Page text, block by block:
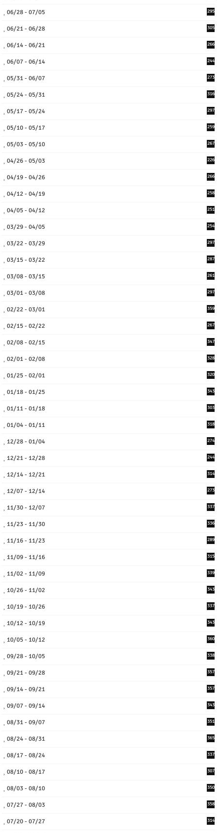
06/28 - 07/05 295
06/21 - 06/28 305
06/14 - 06/21 266
06/07 - 06/14 244
05/31 - 06/07 273
05/24 - 05/31 316
05/17 - 05/24 297
05/10 - 05/17 259
05/03 - 05/10 267
04/26 - 05/03 226
04/19 - 04/26 266
04/12 - 04/19 258
04/05 - 04/12 251
03/29 - 04/05 254
03/22 - 03/29 297
03/15 - 03/22 287
03/08 - 03/15 261
03/01 - 03/08 297
02/22 - 03/01 359
02/15 - 02/22 267
02/08 - 02/15 347
02/01 - 02/08 328
01/25 - 02/01 320
01/18 - 01/25 343
01/11 - 01/18 303
01/04 - 01/11 318
12/28 - 01/04 274
12/21 - 12/28 244
12/14 - 12/21 314
12/07 - 12/14 273
11/30 - 12/07 337
11/23 - 11/30 336
11/16 - 11/23 289
11/09 - 11/16 315
11/02 - 11/09 339
10/26 - 11/02 343
10/19 - 10/26 337
10/12 - 10/19 343
10/05 - 10/12 360
09/28 - 10/05 338
09/21 - 09/28 357
09/14 - 09/21 357
09/07 - 09/14 343
08/31 - 09/07 351
08/24 - 08/31 365
08/17 - 08/24 337
08/10 - 08/17 307
08/03 - 08/10 350
07/27 - 08/03 358
07/20 - 07/27 314